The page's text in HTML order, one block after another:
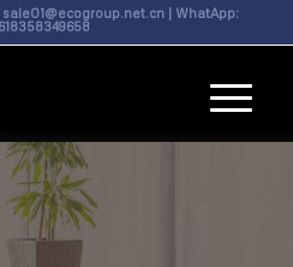
sale01@ecogroup.net.cn | WhatApp: